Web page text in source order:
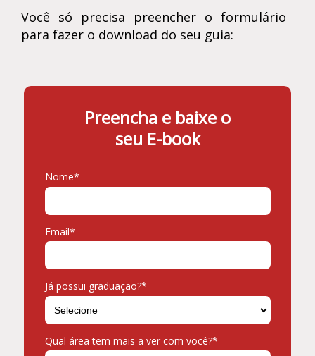
Você só precisa preencher o formulário
para fazer o download do seu guia:
Preencha e baixe o
seu E-book
Nome*
Email*
Já possui graduação?*
Qual área tem mais a ver com você?*